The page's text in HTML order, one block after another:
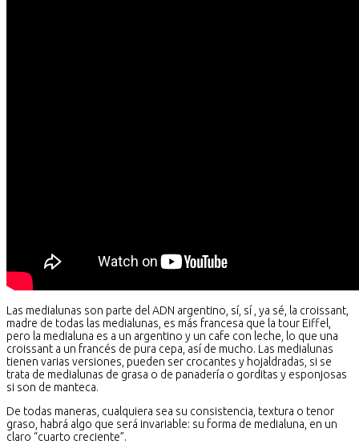
Las medialunas son parte del ADN argentino, sí, sí , ya sé, la croissant,
madre de todas las medialunas, es más francesa que la tour Eiffel,
pero la medialuna es a un argentino y un cafe con leche, lo que una
croissant a un francés de pura cepa, así de mucho. Las medialunas
tienen varias versiones, pueden ser crocantes y hojaldradas, si se
trata de medialunas de grasa o de panadería o gorditas y esponjosas
si son de manteca.
De todas maneras, cualquiera sea su consistencia, textura o tenor
graso, habrá algo que será invariable: su forma de medialuna, en un
claro “cuarto creciente”.